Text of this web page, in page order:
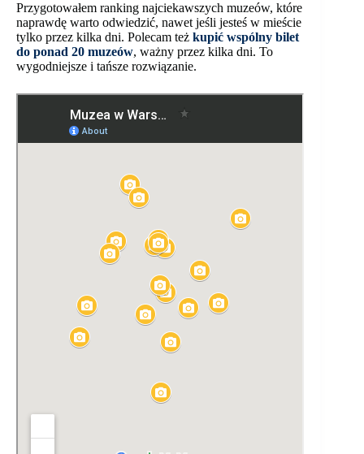
Przygotowałem ranking najciekawszych muzeów, które
naprawdę warto odwiedzić, nawet jeśli jesteś w mieście
tylko przez kilka dni. Polecam też kupić wspólny bilet
do ponad 20 muzeów, ważny przez kilka dni. To
wygodniejsze i tańsze rozwiązanie.